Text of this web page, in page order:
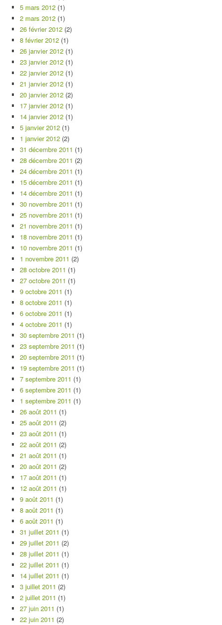
5 mars 2012 (1)
2 mars 2012 (1)
26 février 2012 (2)
8 février 2012 (1)
26 janvier 2012 (1)
23 janvier 2012 (1)
22 janvier 2012 (1)
21 janvier 2012 (1)
20 janvier 2012 (2)
17 janvier 2012 (1)
14 janvier 2012 (1)
5 janvier 2012 (1)
1 janvier 2012 (2)
31 décembre 2011 (1)
28 décembre 2011 (2)
24 décembre 2011 (1)
15 décembre 2011 (1)
14 décembre 2011 (1)
30 novembre 2011 (1)
25 novembre 2011 (1)
21 novembre 2011 (1)
18 novembre 2011 (1)
10 novembre 2011 (1)
1 novembre 2011 (2)
28 octobre 2011 (1)
27 octobre 2011 (1)
9 octobre 2011 (1)
8 octobre 2011 (1)
6 octobre 2011 (1)
4 octobre 2011 (1)
30 septembre 2011 (1)
23 septembre 2011 (1)
20 septembre 2011 (1)
19 septembre 2011 (1)
7 septembre 2011 (1)
6 septembre 2011 (1)
1 septembre 2011 (1)
26 août 2011 (1)
25 août 2011 (2)
23 août 2011 (1)
22 août 2011 (2)
21 août 2011 (1)
20 août 2011 (2)
17 août 2011 (1)
12 août 2011 (1)
9 août 2011 (1)
8 août 2011 (1)
6 août 2011 (1)
31 juillet 2011 (1)
29 juillet 2011 (2)
28 juillet 2011 (1)
22 juillet 2011 (1)
14 juillet 2011 (1)
3 juillet 2011 (2)
2 juillet 2011 (1)
27 juin 2011 (1)
22 juin 2011 (2)